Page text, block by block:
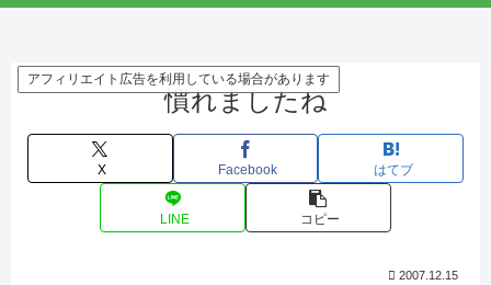
アフィリエイト広告を利用している場合があります
慣れましたね
X Facebook はてブ
LINE コピー
2007.12.15